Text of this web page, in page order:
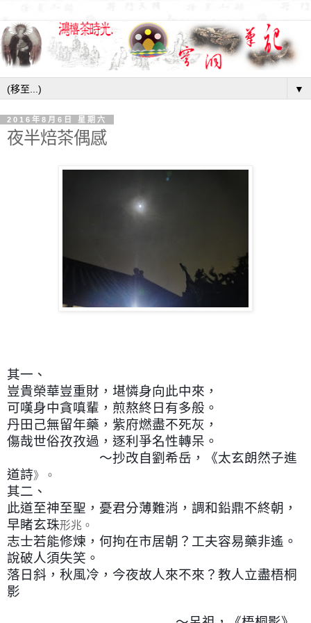
▼
2016年8月6日 星期六
夜半焙茶偶感
其一、
豈貴榮華豈重財，堪憐身向此中來，
可嘆身中貪嗔輩，煎熬終日有多般。
丹田己無留年藥，紫府燃盡不死灰，
傷哉世俗孜孜過，逐利爭名性轉呆。
～抄改自劉希岳，《太玄朗然子進
道詩》。
其二、
此道至神至聖，憂君分薄難消，調和鉛鼎不終朝，
早睹玄珠形兆。
志士若能修煉，何拘在市居朝？工夫容易藥非遙。
說破人須失笑。
落日斜，秋風冷，今夜故人來不來？教人立盡梧桐
影